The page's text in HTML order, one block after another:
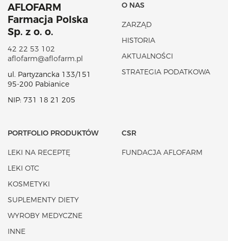
AFLOFARM
Farmacja Polska
Sp. z o. o.
42 22 53 102
aflofarm@aflofarm.pl
ul. Partyzancka 133/151
95-200 Pabianice
NIP: 731 18 21 205
O NAS
ZARZĄD
HISTORIA
AKTUALNOŚCI
STRATEGIA PODATKOWA
PORTFOLIO PRODUKTÓW
LEKI NA RECEPTĘ
LEKI OTC
KOSMETYKI
SUPLEMENTY DIETY
WYROBY MEDYCZNE
INNE
CSR
FUNDACJA AFLOFARM